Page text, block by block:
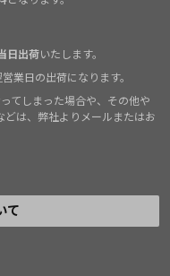
日出荷いたします。
業日の出荷になります。
てしまった場合や、その他や
は、弊社よりメールまたはお
て